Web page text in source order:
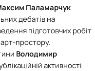
Паламарчук
дебатів на
підготовчих робіт
простору.
Володимир
активності